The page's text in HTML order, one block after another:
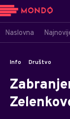
Naslovna
Info Društvo